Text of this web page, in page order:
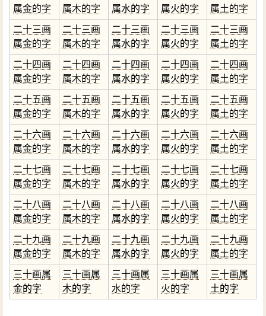
属金的字
属木的字
属水的字
属火的字
属土的字
二十三画
属金的字
二十三画
属木的字
二十三画
属水的字
二十三画
属火的字
二十三画
属土的字
二十四画
属金的字
二十四画
属木的字
二十四画
属水的字
二十四画
属火的字
二十四画
属土的字
二十五画
属金的字
二十五画
属木的字
二十五画
属水的字
二十五画
属火的字
二十五画
属土的字
二十六画
属金的字
二十六画
属木的字
二十六画
属水的字
二十六画
属火的字
二十六画
属土的字
二十七画
属金的字
二十七画
属木的字
二十七画
属水的字
二十七画
属火的字
二十七画
属土的字
二十八画
属金的字
二十八画
属木的字
二十八画
属水的字
二十八画
属火的字
二十八画
属土的字
二十九画
属金的字
二十九画
属木的字
二十九画
属水的字
二十九画
属火的字
二十九画
属土的字
三十画属
金的字
三十画属
木的字
三十画属
水的字
三十画属
火的字
三十画属
土的字